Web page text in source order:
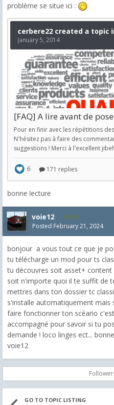
problème se situe ici :
bonne lecture
voie12 515
Posted February 21, 2024
bonjour a vous tout ce que je
tu télécharge un mod pour ts
tu découvres soit asset+
soit n'importe quoi il te suffit de
mettres dans ton dossier tc
s'installe automatiquement mais
faire fonctionner ton scéario
accompagné pour savoir si tu
demande ! loco linges ect...
voie12
GO TO TOPIC LISTING